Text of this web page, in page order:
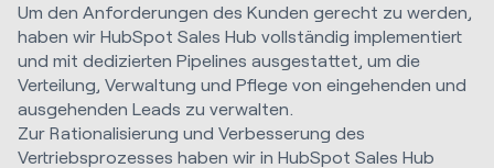
Um den Anforderungen des Kunden gerecht zu werden,
haben wir HubSpot Sales Hub vollständig implementiert
und mit dedizierten Pipelines ausgestattet, um die
Verteilung, Verwaltung und Pflege von eingehenden und
ausgehenden Leads zu verwalten.
Zur Rationalisierung und Verbesserung des
Vertriebsprozesses haben wir in HubSpot Sales Hub